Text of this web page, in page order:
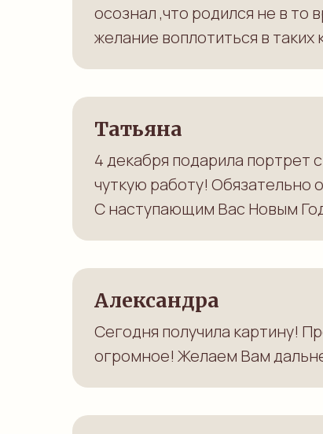
осознал ,что родился не в то
желание воплотиться в
Татьяна
4 декабря подарила портрет
чуткую работу! Обязательно
С наступающим Вас Новым
Александра
Сегодня получила картину!
огромное! Желаем Вам